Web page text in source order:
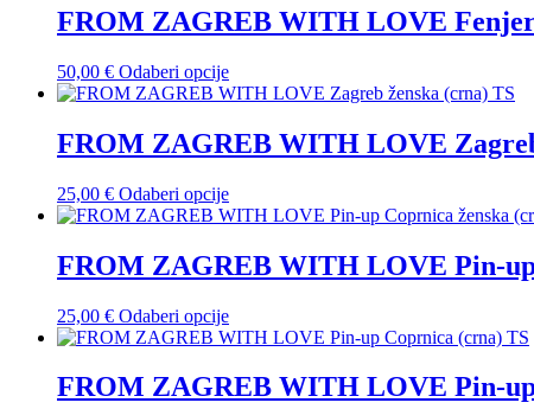
više
varijanti.
se
mogu
na
stranici
FROM ZAGREB WITH LOVE
50,00 € Odaberi opcijeOvaj
proizvod
više
varijanti.
se
mogu
na
stranici
FROM ZAGREB WITH LOVE
25,00 € Odaberi opcijeOvaj
proizvod
više
varijanti.
se
mogu
na
FROM ZAGREB WITH LOVE Pin-
25,00 € Odaberi opcijeOvaj
proizvod
više
varijanti.
FROM ZAGREB WITH LOVE Pin-